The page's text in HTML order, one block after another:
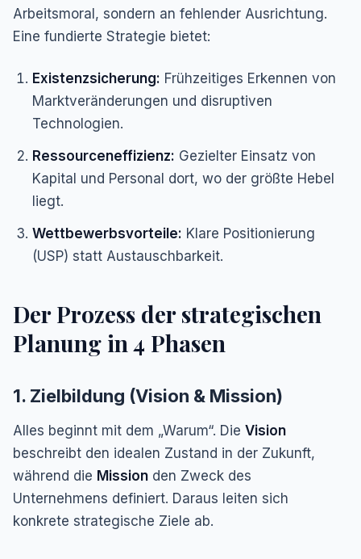
Arbeitsmoral, sondern an fehlender Ausrichtung.
Eine fundierte Strategie bietet:
Existenzsicherung: Frühzeitiges Erkennen von
Marktveränderungen und disruptiven
Technologien.
Ressourceneffizienz: Gezielter Einsatz von
Kapital und Personal dort, wo der größte Hebel
liegt.
Wettbewerbsvorteile: Klare Positionierung
(USP) statt Austauschbarkeit.
Der Prozess der strategischen
Planung in 4 Phasen
1. Zielbildung (Vision & Mission)
Alles beginnt mit dem „Warum“. Die Vision
beschreibt den idealen Zustand in der Zukunft,
während die Mission den Zweck des
Unternehmens definiert. Daraus leiten sich
konkrete strategische Ziele ab.